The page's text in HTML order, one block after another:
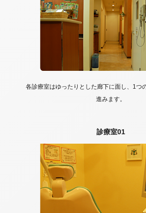
各診療室はゆったりとした廊下に面し、1つ
進みます。
診療室01